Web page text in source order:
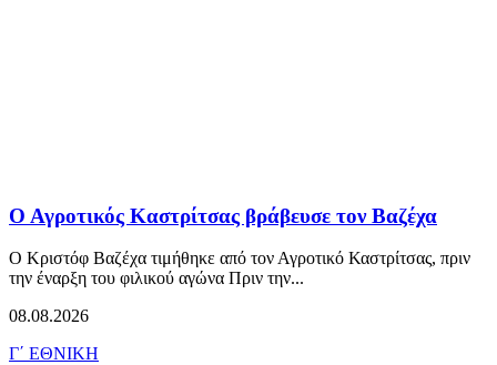
Ο Αγροτικός Καστρίτσας βράβευσε τον Βαζέχα
Ο Κριστόφ Βαζέχα τιμήθηκε από τον Αγροτικό Καστρίτσας, πριν
την έναρξη του φιλικού αγώνα Πριν την...
08.08.2026
Γ΄ ΕΘΝΙΚΗ